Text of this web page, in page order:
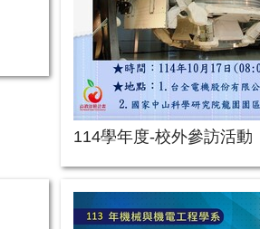
114學年度-校外參訪活動